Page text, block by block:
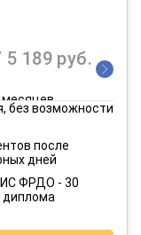
5 189 руб.
месяцев
месяцев
без возможности
после
дней
ФРДО - 30
диплома